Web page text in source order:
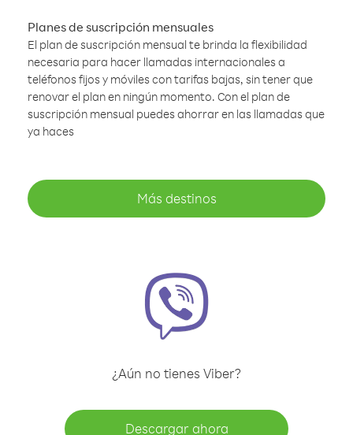
Planes de suscripción mensuales
El plan de suscripción mensual te brinda la flexibilidad
necesaria para hacer llamadas internacionales a
teléfonos fijos y móviles con tarifas bajas, sin tener que
renovar el plan en ningún momento. Con el plan de
suscripción mensual puedes ahorrar en las llamadas que
ya haces
Más destinos
¿Aún no tienes Viber?
Descargar ahora